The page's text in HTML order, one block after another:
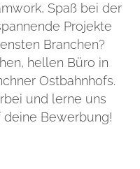
Spaß bei der
Projekte
Branchen?
hellen Büro in
Ostbahnhofs.
und lerne uns
deine Bewerbung!